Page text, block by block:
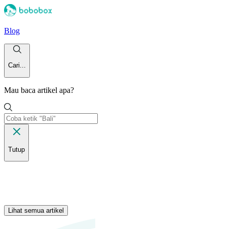
Blog
Cari...
Mau baca artikel apa?
Tutup
Lihat semua artikel